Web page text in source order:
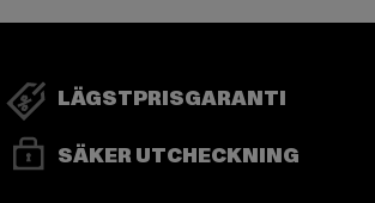
LÄGSTPRISGARANTI
SÄKER UTCHECKNING